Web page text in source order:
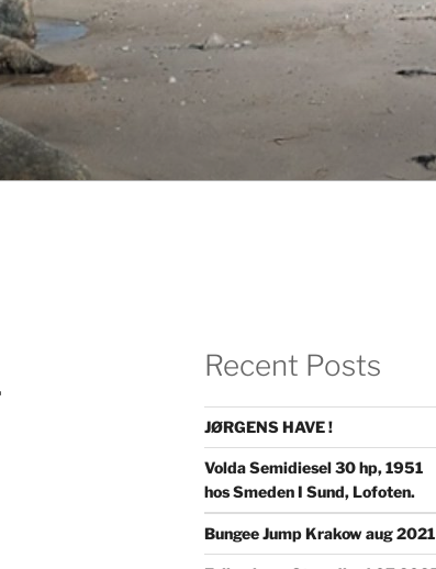
Recent Posts
JØRGENS HAVE !
Volda Semidiesel 30 hp, 1951
hos Smeden I Sund, Lofoten.
Bungee Jump Krakow aug 2021